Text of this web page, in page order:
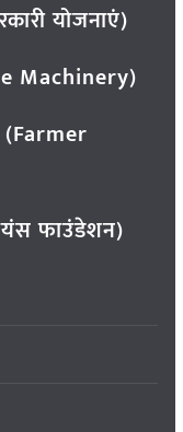
योजनाएं)
Machinery)
(Farmer
फाउंडेशन)